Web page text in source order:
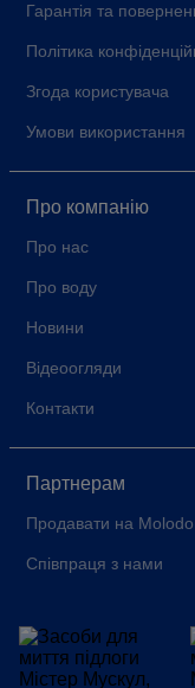
Гарантія та
Політика
Згода користувача
Умови використання
Про компанію
Про нас
Про воду
Новини
Відеоогляди
Контакти
Партнерам
Продавати на Molodo
Співпраця з нами